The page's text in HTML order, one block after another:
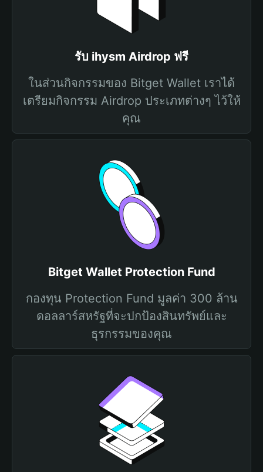
รับ ihysm Airdrop ฟรี
ในส่วนกิจกรรมของ Bitget Wallet เราได้
เตรียมกิจกรรม Airdrop ประเภทต่างๆ ไว้ให้
คุณ
Bitget Wallet Protection Fund
กองทุน Protection Fund มูลค่า 300 ล้าน
ดอลลาร์สหรัฐที่จะปกป้องสินทรัพย์และ
ธุรกรรมของคุณ